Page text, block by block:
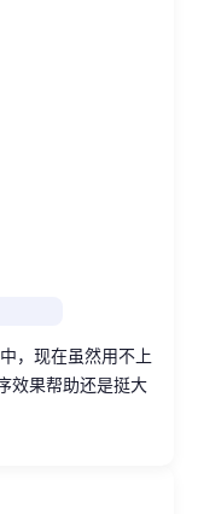
，现在虽然用不上
效果帮助还是挺大